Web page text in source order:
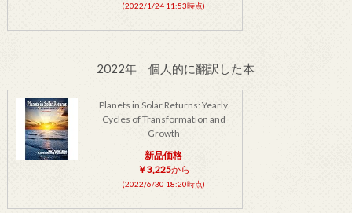
(2022/1/24 11:53時点)
2022年 個人的に翻訳した本
Planets in Solar Returns: Yearly
Cycles of Transformation and
Growth
新品価格
￥3,225から
(2022/6/30 18:20時点)